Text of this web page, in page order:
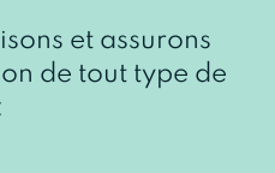
et assurons
de tout type de